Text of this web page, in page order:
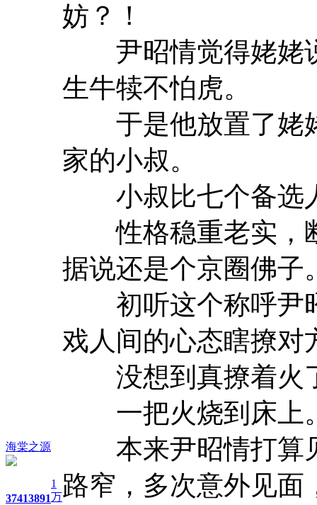
海棠之源
37413891
1
万
妨？！
尹昭情觉得姥姥
生牛犊不怕虎。
于是他放置了姥
家的小叔。
小叔比七个备选
性格稳重老实，
据说还是个京圈佛子
初听这个称呼尹
戏人间的心态瞎撩对
没想到真撩着火
一把火烧到床上
本来尹昭情打算
路窄，多次意外见面